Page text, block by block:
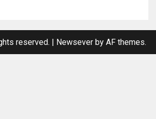
reserved. | Newseverby AF themes.